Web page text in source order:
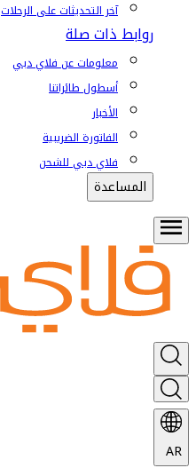
آخر التحديثات على الرحلات
روابط ذات صلة
معلومات عن فلاي دبي
أسطول طائراتنا
الأخبار
الفاتورة الضريبية
فلاي دبي للشحن
المساعدة
AR